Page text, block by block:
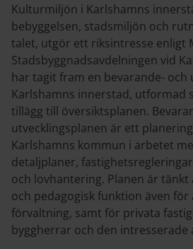
Kulturmiljön i Karlshamns
bebyggelsen, stadsmiljön och
talet, utgör ett riksintresse enligt
Stadsbyggnadsavdelningen vid
har tagit fram en bevarande- och
Karlshamns innerstad, utformad
tillägg till översiktsplanen.
utvecklingsplanen är ett
Karlshamns kommun i arbetet
detaljplaner,
och lovhantering. Planen är tänkt
och pedagogisk funktion även
förvaltning, samt för privata
byggherrar och den intresserade